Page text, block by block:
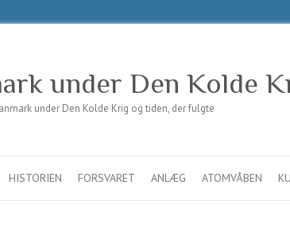
under Den Kolde
under Den Kolde Krig og tiden, der fulgte
HISTORIEN FORSVARET ANLÆG ATOMVÅBEN